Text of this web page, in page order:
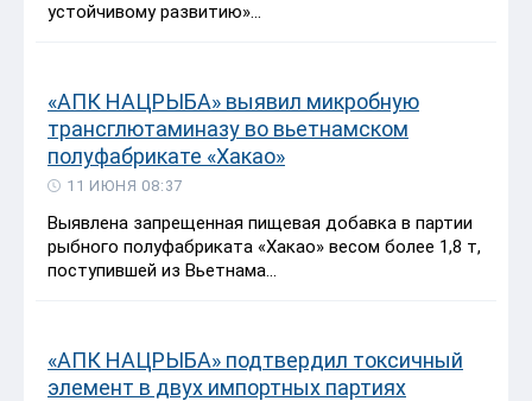
устойчивому развитию»...
«АПК НАЦРЫБА» выявил микробную
трансглютаминазу во вьетнамском
полуфабрикате «Хакао»
11 ИЮНЯ 08:37
Выявлена запрещенная пищевая добавка в партии
рыбного полуфабриката «Хакао» весом более 1,8 т,
поступившей из Вьетнама...
«АПК НАЦРЫБА» подтвердил токсичный
элемент в двух импортных партиях